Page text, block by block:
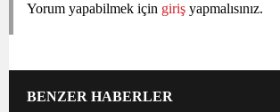
Yorum yapabilmek için giriş yapmalısınız.
BENZER HABERLER